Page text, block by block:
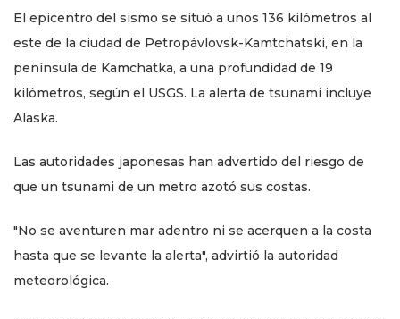
El epicentro del sismo se situó a unos 136 kilómetros al
este de la ciudad de Petropávlovsk-Kamtchatski, en la
península de Kamchatka, a una profundidad de 19
kilómetros, según el USGS. La alerta de tsunami incluye
Alaska.
Las autoridades japonesas han advertido del riesgo de
que un tsunami de un metro azotó sus costas.
"No se aventuren mar adentro ni se acerquen a la costa
hasta que se levante la alerta", advirtió la autoridad
meteorológica.